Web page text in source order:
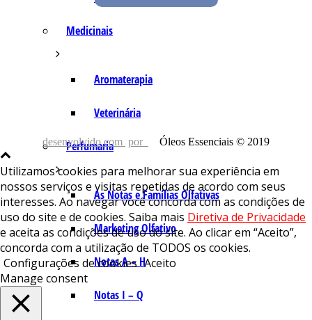
Medicinais
Aromaterapia
Veterinária
Perfumaria
As Notas e Famílias Olfativas
Marketing Olfativo
Notas A – H
Notas I – Q
desenvolvido com por Óleos Essenciais © 2019
Utilizamos cookies para melhorar sua experiência em
nossos serviços e visitas repetidas de acordo com seus
interesses. Ao navegar você concorda com as condições de
uso do site e de cookies. Saiba mais Diretiva de Privacidade
e aceita as condições de uso do site. Ao clicar em “Aceito”,
concorda com a utilização de TODOS os cookies.
Configurações de cookies Aceito
Manage consent